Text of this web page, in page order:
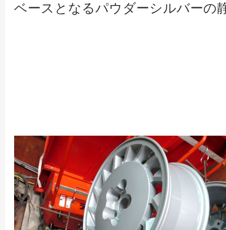
ベースとなるパウダーシルバーの